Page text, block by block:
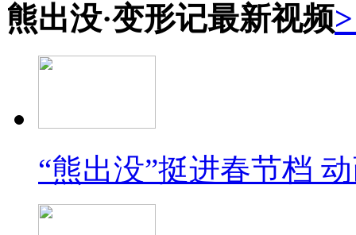
熊出没·变形记最新视频
“熊出没”挺进春节档